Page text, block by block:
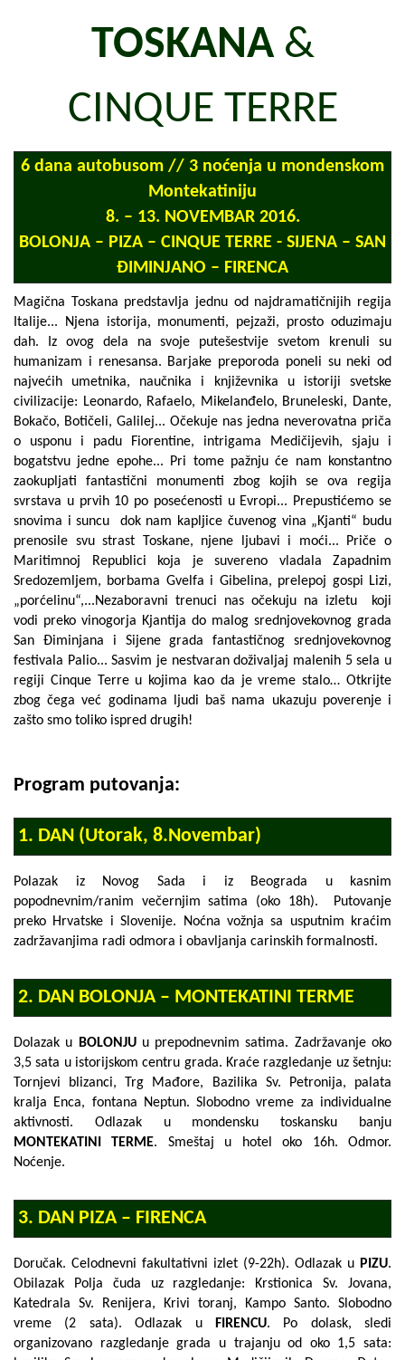
TOSKANA&
CINQUE TERRE
6 dana autobusom // 3 noćenja u mondenskom
Montekatiniju
8. – 13. NOVEMBAR 2016.
BOLONJA – PIZA – CINQUE TERRE - SIJENA – SAN
ĐIMINJANO – FIRENCA
Magična Toskana predstavlja jednu od najdramatičnijih regija
Italije... Njena istorija, monumenti, pejzaži, prosto oduzimaju
dah. Iz ovog dela na svoje putešestvije svetom krenuli su
humanizam i renesansa. Barjake preporoda poneli su neki od
najvećih umetnika, naučnika i književnika u istoriji svetske
civilizacije: Leonardo, Rafaelo, Mikelanđelo, Bruneleski, Dante,
Bokačo, Botičeli, Galilej... Očekuje nas jedna neverovatna priča
o usponu i padu Fiorentine, intrigama Medičijevih, sjaju i
bogatstvu jedne epohe... Pri tome pažnju će nam konstantno
zaokupljati fantastični monumenti zbog kojih se ova regija
svrstava u prvih 10 po posećenosti u Evropi... Prepustićemo se
snovima i suncu dok nam kapljice čuvenog vina „Kjanti“ budu
prenosile svu strast Toskane, njene ljubavi i moći... Priče o
Maritimnoj Republici koja je suvereno vladala Zapadnim
Sredozemljem, borbama Gvelfa i Gibelina, prelepoj gospi Lizi,
„porćelinu“,...Nezaboravni trenuci nas očekuju na izletu koji
vodi preko vinogorja Kjantija do malog srednjovekovnog grada
San Điminjana i Sijene grada fantastičnog srednjovekovnog
festivala Palio... Sasvim je nestvaran doživaljaj malenih 5 sela u
regiji Cinque Terre u kojima kao da je vreme stalo… Otkrijte
zbog čega već godinama ljudi baš nama ukazuju poverenje i
zašto smo toliko ispred drugih!
Program putovanja:
1. DAN (Utorak, 8.Novembar)
Polazak iz Novog Sada i iz Beograda u kasnim
popodnevnim/ranim večernjim satima (oko 18h). Putovanje
preko Hrvatske i Slovenije. Noćna vožnja sa usputnim kraćim
zadržavanjima radi odmora i obavljanja carinskih formalnosti.
2. DAN BOLONJA – MONTEKATINI TERME
Dolazak u BOLONJU u prepodnevnim satima. Zadržavanje oko
3,5 sata u istorijskom centru grada. Kraće razgledanje uz šetnju:
Tornjevi blizanci, Trg Mađore, Bazilika Sv. Petronija, palata
kralja Enca, fontana Neptun. Slobodno vreme za individualne
aktivnosti. Odlazak u mondensku toskansku banju
MONTEKATINI TERME. Smeštaj u hotel oko 16h. Odmor.
Noćenje.
3. DAN PIZA – FIRENCA
Doručak. Celodnevni fakultativni izlet (9-22h). Odlazak u PIZU.
Obilazak
Polja čuda uz razgledanje:
Krstionica Sv. Jovana,
Katedrala Sv. Renijera, Krivi toranj, Kampo Santo. Slobodno
vreme (2 sata). Odlazak u
FIRENCU. Po dolask, sledi
organizovano razgledanje grada u trajanju od oko 1,5 sata: